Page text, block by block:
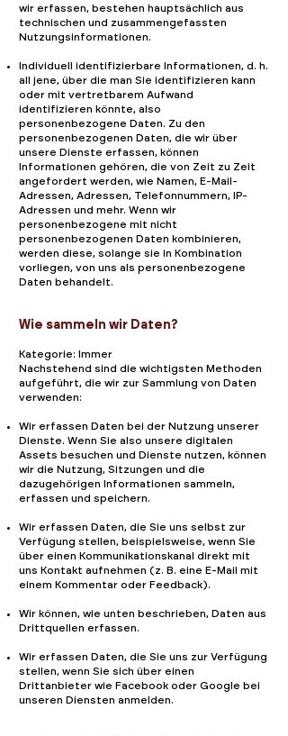
wir erfassen, bestehen hauptsächlich aus
technischen und zusammengefassten
Nutzungsinformationen.
Individuell identifizierbare Informationen, d. h.
all jene, über die man Sie identifizieren kann
oder mit vertretbarem Aufwand
identifizieren könnte, also
personenbezogene Daten. Zu den
personenbezogenen Daten, die wir über
unsere Dienste erfassen, können
Informationen gehören, die von Zeit zu Zeit
angefordert werden, wie Namen, E-Mail-
Adressen, Adressen, Telefonnummern, IP-
Adressen und mehr. Wenn wir
personenbezogene mit nicht
personenbezogenen Daten kombinieren,
werden diese, solange sie in Kombination
vorliegen, von uns als personenbezogene
Daten behandelt.
Wie sammeln wir Daten?
Kategorie: Immer
Nachstehend sind die wichtigsten Methoden
aufgeführt, die wir zur Sammlung von Daten
verwenden:
Wir erfassen Daten bei der Nutzung unserer
Dienste. Wenn Sie also unsere digitalen
Assets besuchen und Dienste nutzen, können
wir die Nutzung, Sitzungen und die
dazugehörigen Informationen sammeln,
erfassen und speichern.
Wir erfassen Daten, die Sie uns selbst zur
Verfügung stellen, beispielsweise, wenn Sie
über einen Kommunikationskanal direkt mit
uns Kontakt aufnehmen (z. B. eine E-Mail mit
einem Kommentar oder Feedback).
Wir können, wie unten beschrieben, Daten aus
Drittquellen erfassen.
Wir erfassen Daten, die Sie uns zur Verfügung
stellen, wenn Sie sich über einen
Drittanbieter wie Facebook oder Google bei
unseren Diensten anmelden.